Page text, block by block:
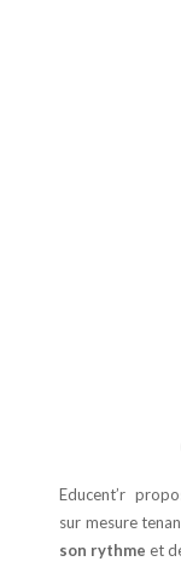
Educent’r
sur mesure
son rythme et